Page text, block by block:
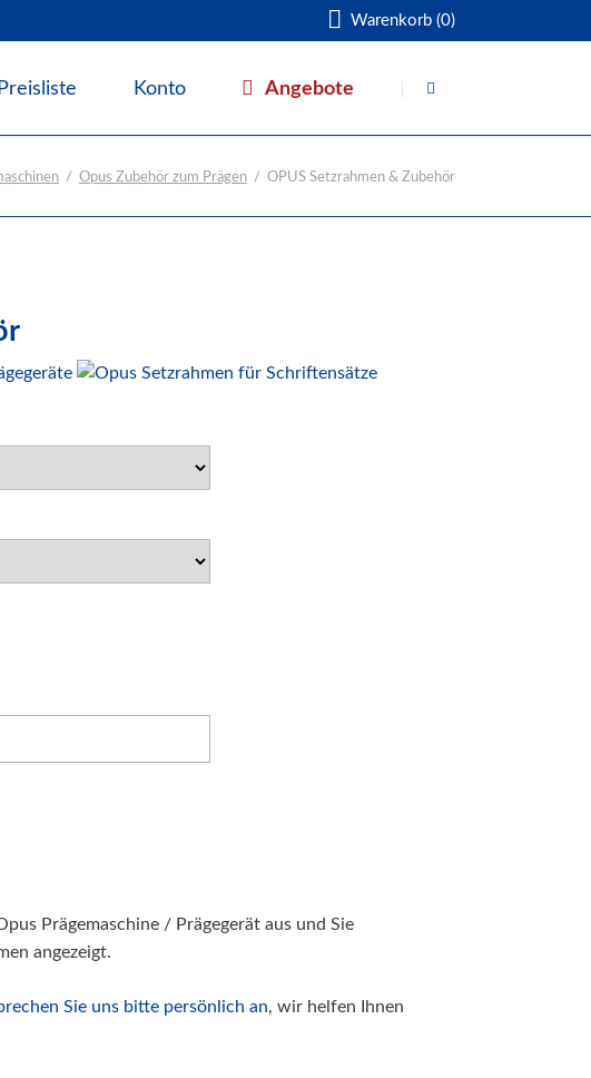
Warenkorb (0)
überspringen
Preisliste Konto Angebote
Opus Zubehör zum Prägen OPUS Setzrahmen & Zubehör
Prägemaschine / Prägegerät aus und Sie
angezeigt.
Sie uns bitte persönlich an, wir helfen Ihnen